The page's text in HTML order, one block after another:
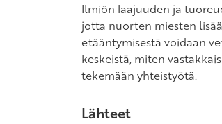
Ilmiön laajuuden ja
jotta nuorten miesten
etääntymisestä voidaan
keskeistä, miten
tekemään yhteistyötä.
Lähteet